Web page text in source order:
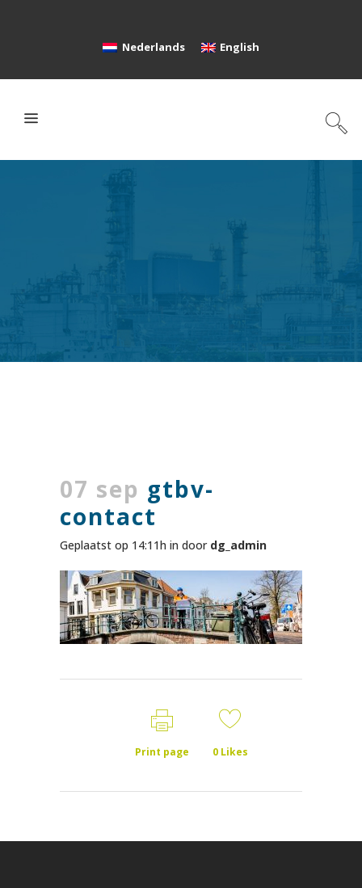
Nederlands English
07 sep gtbv-
contact
Geplaatst op 14:11h in door dg_admin
Print page 0Likes